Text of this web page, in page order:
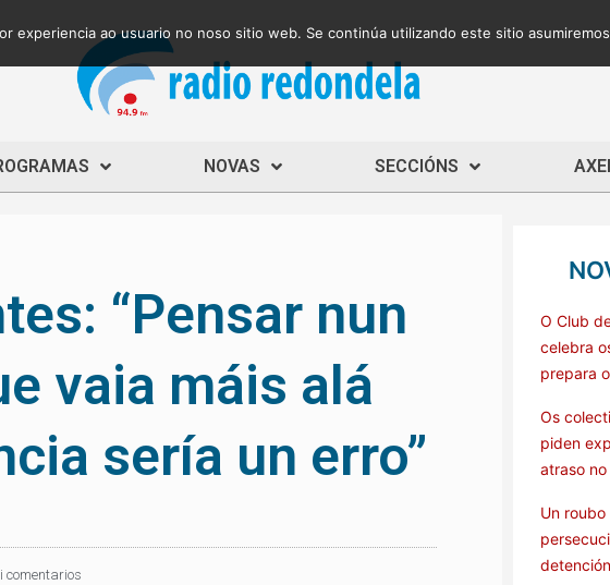
NOVAS SECCIÓNS
“Pensar nun
vaia máis alá
sería un erro”
comentarios
O Club
celebra
prepara
Os
piden
atraso
Un
experiencia ao usuario no noso sitio web. Se continúa utilizando este sitio